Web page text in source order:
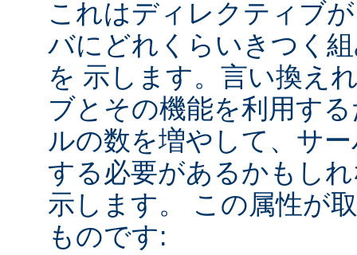
これはディレクティブ
バにどれくらいきつく
を 示します。言い換え
ブとその機能を利用す
ルの数を増やして、サ
する必要があるかもし
示します。 この属性が
ものです: